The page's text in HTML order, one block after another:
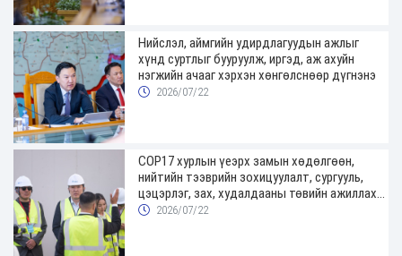
Нийслэл, аймгийн удирдлагуудын ажлыг
хүнд суртлыг бууруулж, иргэд, аж ахуйн
нэгжийн ачааг хэрхэн хөнгөлснөөр дүгнэнэ
2026/07/22
COP17 хурлын үеэрх замын хөдөлгөөн,
нийтийн тээврийн зохицуулалт, сургууль,
цэцэрлэг, зах, худалдааны төвийн ажиллах
хуваарийг гаргаж, иргэдэд мэдээлэхийг
2026/07/22